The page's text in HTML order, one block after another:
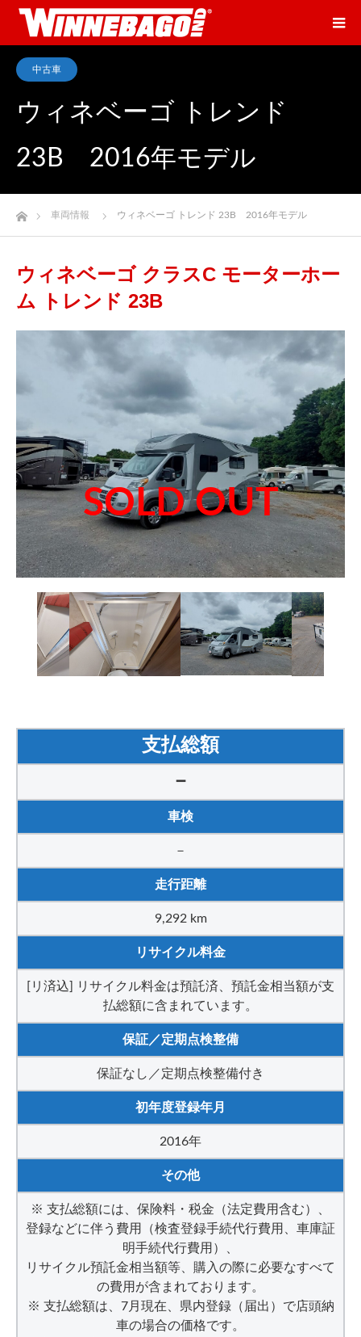
中古車
ウィネベーゴ トレンド
23B 2016年モデル
ホーム車両情報 ウィネベーゴ トレンド 23B 2016年モデル
ウィネベーゴ クラスC モーターホー
ム トレンド 23B
SOLD OUT
支払総額
－
車検
－
走行距離
9,292 km
リサイクル料金
[リ済込] リサイクル料金は預託済、預託金相当額が支
払総額に含まれています。
保証／定期点検整備
保証なし／定期点検整備付き
初年度登録年月
2016年
その他
※ 支払総額には、保険料・税金（法定費用含む）、
登録などに伴う費用（検査登録手続代行費用、車庫証
明手続代行費用）、
リサイクル預託金相当額等、購入の際に必要なすべて
の費用が含まれております。
※ 支払総額は、7月現在、県内登録（届出）で店頭納
車の場合の価格です。